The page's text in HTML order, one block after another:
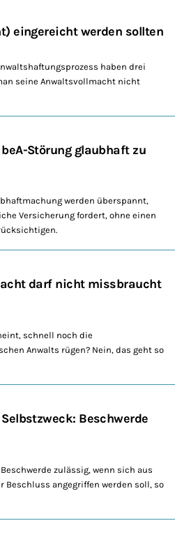
eingereicht werden sollten
haben drei
seine Anwaltsvollmacht nicht
Störung glaubhaft zu
werden überspannt,
Versicherung fordert, ohne einen
darf nicht missbraucht
schnell noch die
Anwalts rügen? Nein, das geht so
Beschwerde
zulässig, wenn sich aus
Beschluss angegriffen werden soll, so